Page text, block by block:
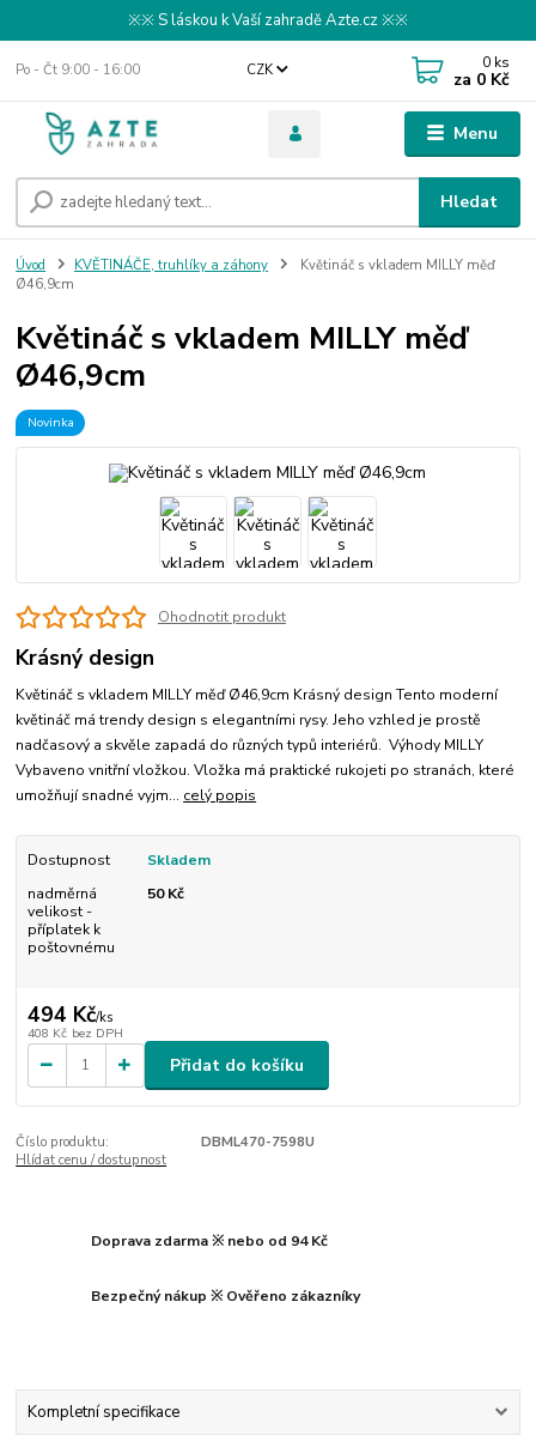
※※ S láskou k Vaší zahradě Azte.cz ※※
Menu
CZK
Hledat
Po - Čt 9:00 - 16:00 0 ks
za 0 Kč
Úvod KVĚTINÁČE, truhlíky a záhony
Květináč s vkladem MILLY měď
Ø46,9cm
Květináč s vkladem MILLY měď
Ø46,9cm
Novinka
Ohodnotit produkt
Krásný design
Květináč s vkladem MILLY měď Ø46,9cm Krásný design Tento moderní
květináč má trendy design s elegantními rysy. Jeho vzhled je prostě
nadčasový a skvěle zapadá do různých typů interiérů. Výhody MILLY
Vybaveno vnitřní vložkou. Vložka má praktické rukojeti po stranách, které
umožňují snadné vyjm... celý popis
Dostupnost
Skladem
nadměrná
velikost -
příplatek k
poštovnému
50 Kč
494 Kč/ks
408 Kč bez DPH
Přidat do košíku
Číslo produktu:
DBML470-7598U
Hlídat cenu / dostupnost
Doprava zdarma ※ nebo od 94 Kč
Bezpečný nákup ※ Ověřeno zákazníky
Kompletní specifikace